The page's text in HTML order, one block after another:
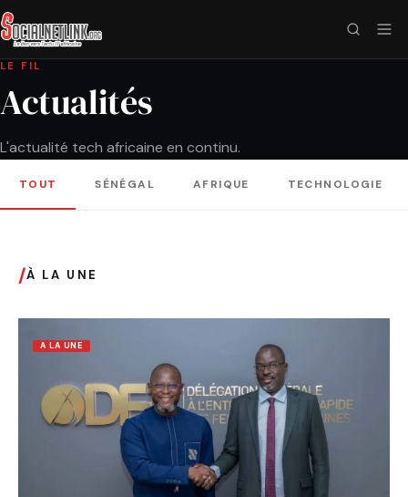
LE FIL
Actualités
L'actualité tech africaine en continu.
TOUT SÉNÉGAL AFRIQUE TECHNOLOGIE
/À LA UNE
A LA UNE